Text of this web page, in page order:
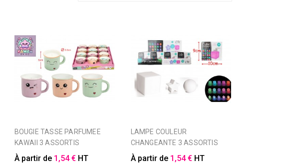
BOUGIE TASSE PARFUMEE
KAWAII 3 ASSORTIS
À partir de 1,54 € HT
CHANGEANTE 3 ASSORTIS
À partir de 1,54 € HT